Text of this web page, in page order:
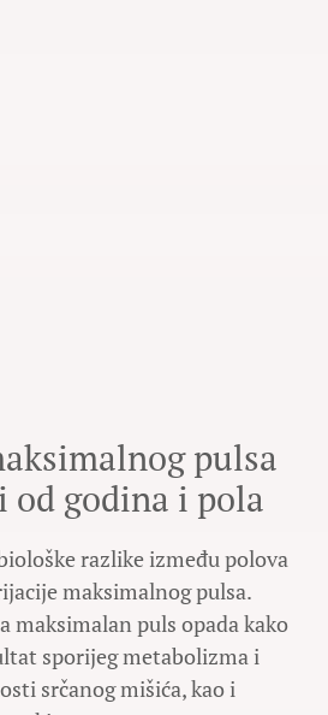
pulsa
od godina i pola
razlike između polova
maksimalnog pulsa.
maksimalan puls opada kako
sporijeg metabolizma i
srčanog mišića, kao i